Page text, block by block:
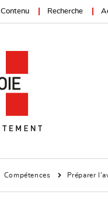
Contenu Recherche
Compétences Préparer